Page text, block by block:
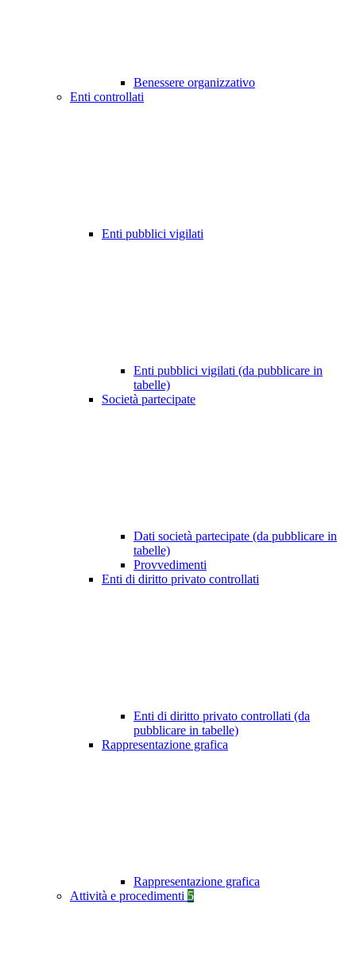
Benessere organizzativo
Enti controllati
Enti pubblici vigilati
Enti pubblici vigilati (da pubblicare in
tabelle)
Società partecipate
Dati società partecipate (da pubblicare in
tabelle)
Provvedimenti
Enti di diritto privato controllati
Enti di diritto privato controllati (da
pubblicare in tabelle)
Rappresentazione grafica
Rappresentazione grafica
Attività e procedimenti 5